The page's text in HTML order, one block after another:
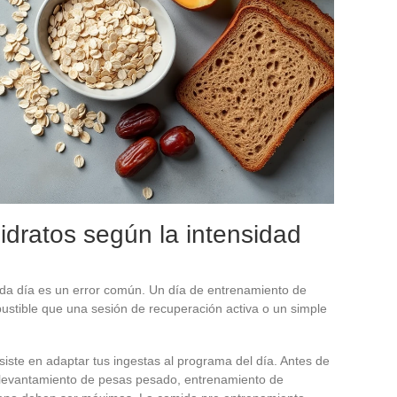
según la intensidad
día es un error común. Un día de entrenamiento de
que una sesión de recuperación activa o un simple
en adaptar tus ingestas al programa del día. Antes de
de pesas pesado, entrenamiento de